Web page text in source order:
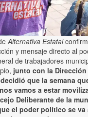
Alternativa Estatal
y mensaje directo al
de trabajadores
junto con la
que la semana
vamos a estar
Deliberante de la
el poder político se va